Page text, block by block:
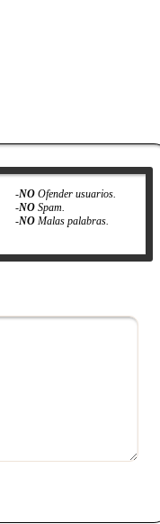
-NOOfender usuarios.
-NOSpam.
-NOMalas palabras.